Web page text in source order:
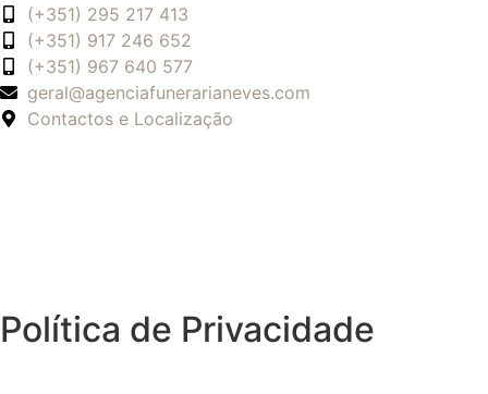
(+351) 295 217 413
(+351) 917 246 652
(+351) 967 640 577
geral@agenciafunerarianeves.com
Contactos e Localização
Política de Privacidade